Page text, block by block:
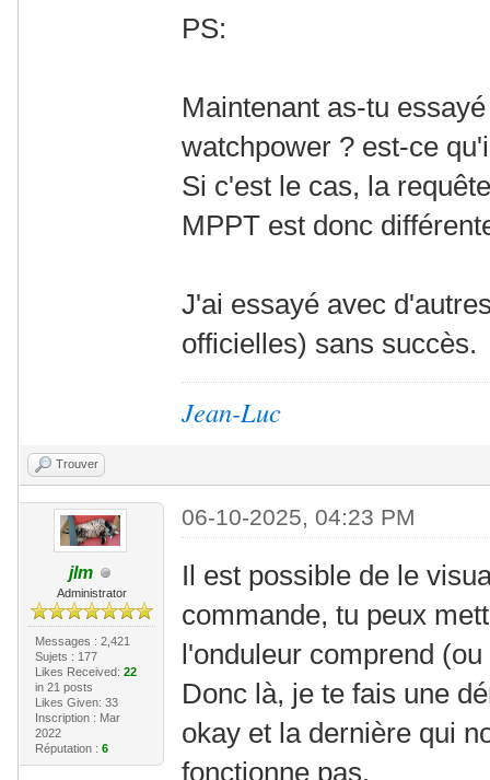
PS:
Maintenant as-tu
watchpower ? est-ce
Si c'est le cas, la
MPPT est donc
J'ai essayé avec
officielles) sans succès.
Jean-Luc
Trouver
jlm
Administrator
Messages : 2,421
Sujets : 177
Likes Received: 22
in 21 posts
Likes Given: 33
Inscription : Mar
2022
Réputation : 6
06-10-2025, 04:23 PM
Il est possible de le
commande, tu peux
l'onduleur comprend (ou
Donc là, je te fais une
okay et la dernière qui
fonctionne pas.